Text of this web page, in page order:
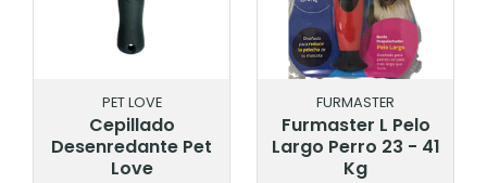
PET LOVE
Cepillado
Desenredante Pet
Love
FURMASTER
Furmaster L Pelo
Largo Perro 23 - 41
Kg